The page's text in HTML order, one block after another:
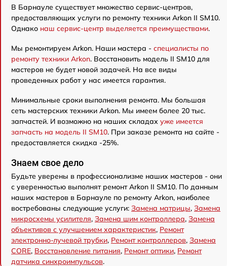
В Барнауле существует множество сервис-центров,
предоставляющих услуги по ремонту техники Arkon II SM10.
Однако наш сервис-центр выделяется преимуществами.
Мы ремонтируем Arkon. Наши мастера - специалисты по
ремонту техники Arkon. Восстановить модель II SM10 для
мастеров не будет новой задачей. На все виды
проведенных работ у нас имеется гарантия.
Минимальные сроки выполнения ремонта. Мы большая
сеть мастерских техники Arkon. Мы имеем более 20 тыс.
запчастей. И возможно на наших складах уже имеется
запчасть на модель II SM10. При заказе ремонта на сайте -
предоставляется скидка -25%.
Знаем свое дело
Будьте уверены в профессионализме наших мастеров - они
с уверенностью выполнят ремонт Arkon II SM10. По данным
наших мастеров в Барнауле по ремонту Arkon, наиболее
востребованы следующие услуги: Замена матрицы, Замена
микросхемы усилителя, Замена шим контроллера, Замена
объективов с улучшением характеристик, Ремонт
электронно-лучевой трубки, Ремонт контроллеров, Замена
CORE, Восстановление питания, Ремонт оптики, Ремонт
датчика синхроимпульсов.